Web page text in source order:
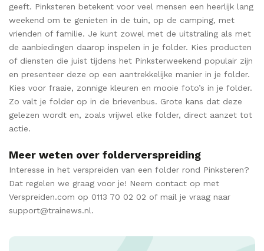
geeft. Pinksteren betekent voor veel mensen een heerlijk lang
weekend om te genieten in de tuin, op de camping, met
vrienden of familie. Je kunt zowel met de uitstraling als met
de aanbiedingen daarop inspelen in je folder. Kies producten
of diensten die juist tijdens het Pinksterweekend populair zijn
en presenteer deze op een aantrekkelijke manier in je folder.
Kies voor fraaie, zonnige kleuren en mooie foto’s in je folder.
Zo valt je folder op in de brievenbus. Grote kans dat deze
gelezen wordt en, zoals vrijwel elke folder, direct aanzet tot
actie.
Meer weten over folderverspreiding
Interesse in het verspreiden van een folder rond Pinksteren?
Dat regelen we graag voor je! Neem contact op met
Verspreiden.com op 0113 70 02 02 of mail je vraag naar
support@trainews.nl.